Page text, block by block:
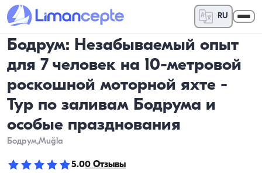
RU
Бодрум: Незабываемый опыт
для 7 человек на 10-метровой
роскошной моторной яхте -
Тур по заливам Бодрума и
особые празднования
Бодрум,Muğla
5.00 Отзывы